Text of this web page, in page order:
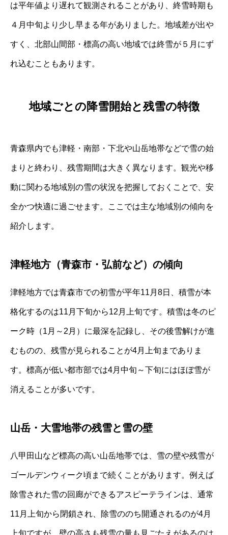
は平年値より遅れて観測されることがあり、終雪時期も
４月中旬より少し早まる年がありました。地域差が出や
すく、北部山間部・標高の高い地域では終雪が５月にず
れ込むこともあります。
地域ごとの降雪開始と残雪の特徴
青森県内でも津軽・南部・下北や山岳地帯などで雪の始
まりと終わり、残雪期間は大きく異なります。観光や移
動に関わる地域別の雪の状況を把握しておくことで、安
全かつ快適に過ごせます。ここでは主な地域別の傾向を
紹介します。
津軽地方（青森市・弘前など）の傾向
津軽地方では青森市での初雪が平年11月8日、積雪が本
格化するのは11月下旬から12月上旬です。積雪は冬のピ
ーク時（1月～2月）に最深を記録し、その後雪解けが進
むものの、残雪が見られることが4月上旬までありま
す。標高が低い都市部では4月中旬～下旬にはほぼ雪が
消えることが多いです。
山岳・大雪地帯の残雪と雪の壁
八甲田山など標高の高い山岳地帯では、雪の壁や残雪が
ゴールデンウィーク頃まで続くことがあります。例えば
除雪された雪の回廊ができるアスピーテラインは、通常
11月上旬から閉鎖され、除雪ののち開通されるのが4月